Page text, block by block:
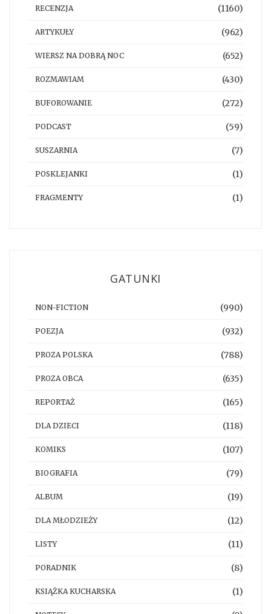
RECENZJA (1160)
ARTYKUŁY (962)
WIERSZ NA DOBRĄ NOC (652)
ROZMAWIAM (430)
BUFOROWANIE (272)
PODCAST (59)
SUSZARNIA (7)
POSKLEJANKI (1)
FRAGMENTY (1)
GATUNKI
NON-FICTION (990)
POEZJA (932)
PROZA POLSKA (788)
PROZA OBCA (635)
REPORTAŻ (165)
DLA DZIECI (118)
KOMIKS (107)
BIOGRAFIA (79)
ALBUM (19)
DLA MŁODZIEŻY (12)
LISTY (11)
PORADNIK (8)
KSIĄŻKA KUCHARSKA (1)